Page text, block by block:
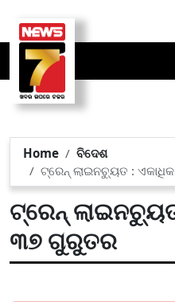
Home
ବିଦେଶ
ଟ୍ରେନ୍ ଲାଇନଚ୍ୟୁତ :
ଟ୍ରେନ୍
୩୭ ଗୁରୁତର